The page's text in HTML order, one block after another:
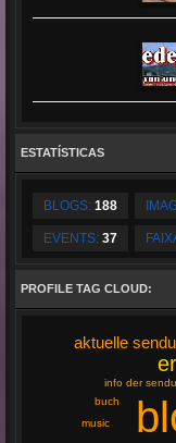
ESTATÍSTICAS
BLOGS: 188
EVENTS: 37
PROFILE TAG CLOUD:
aktuelle
info der
buch
music